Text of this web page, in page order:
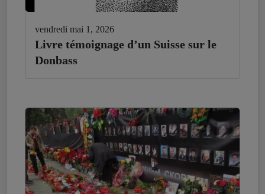
vendredi mai 1, 2026
Livre témoignage d’un Suisse sur le
Donbass